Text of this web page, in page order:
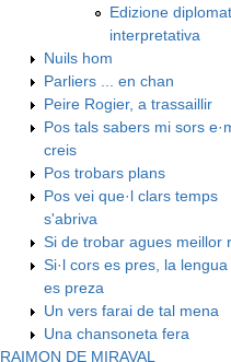
Edizione
interpretativa
Nuils hom
Parliers ... en chan
Peire Rogier, a trassaillir
Pos tals sabers mi sors
creis
Pos trobars plans
Pos vei que·l clars temps
s'abriva
Si de trobar agues meillor
Si·l cors es pres, la lengua
es preza
Un vers farai de tal mena
Una chansoneta fera
RAIMON DE MIRAVAL